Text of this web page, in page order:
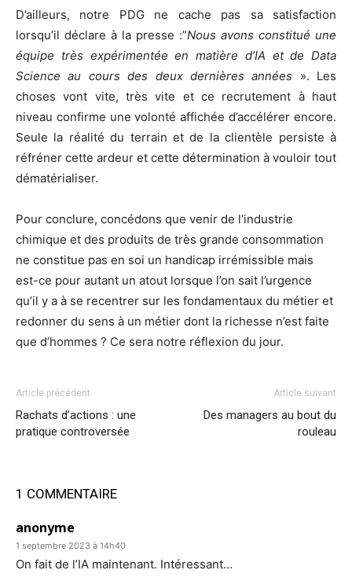
D’ailleurs, notre PDG ne cache pas sa satisfaction
lorsqu’il déclare à la presse :”Nous avons constitué une
équipe très expérimentée en matière d’IA et de Data
Science au cours des deux dernières années ». Les
choses vont vite, très vite et ce recrutement à haut
niveau confirme une volonté affichée d’accélérer encore.
Seule la réalité du terrain et de la clientèle persiste à
réfréner cette ardeur et cette détermination à vouloir tout
dématérialiser.
Pour conclure, concédons que venir de l’industrie
chimique et des produits de très grande consommation
ne constitue pas en soi un handicap irrémissible mais
est-ce pour autant un atout lorsque l’on sait l’urgence
qu’il y a à se recentrer sur les fondamentaux du métier et
redonner du sens à un métier dont la richesse n’est faite
que d’hommes ? Ce sera notre réflexion du jour.
Article précédent
Rachats d’actions : une
pratique controversée
Article suivant
Des managers au bout du
rouleau
1 COMMENTAIRE
anonyme
1 septembre 2023 à 14h40
On fait de l’IA maintenant. Intéressant…